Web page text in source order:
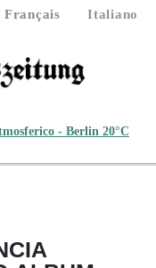
Français
Italiano
- Berlin 20°C